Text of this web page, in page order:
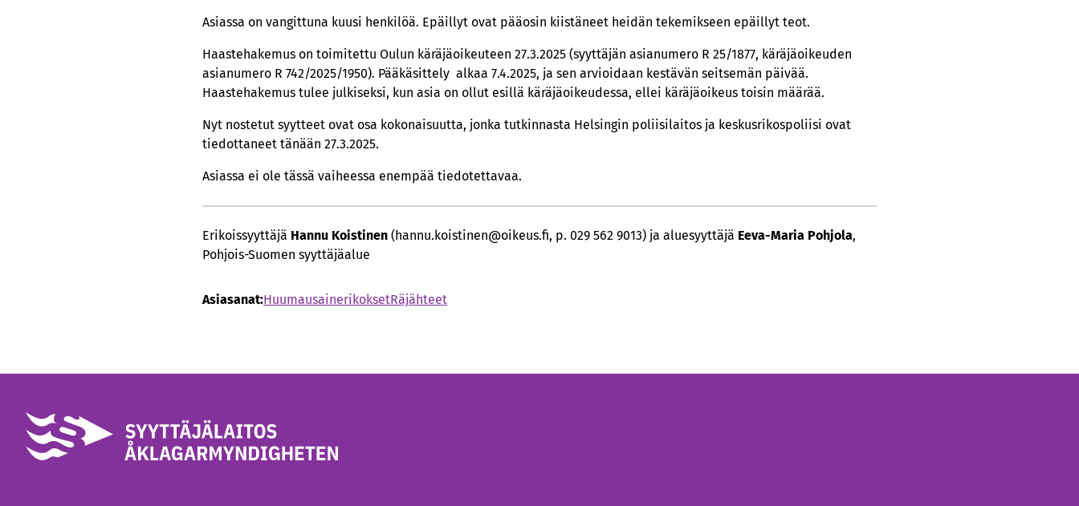
Asiassa on vangittuna kuusi henkilöä. Epäillyt ovat pääosin kiistäneet heidän tekemikseen epäillyt teot.
Haastehakemus on toimitettu Oulun käräjäoikeuteen 27.3.2025 (syyttäjän asianumero R 25/1877, käräjäoikeuden
asianumero R 742/2025/1950). Pääkäsittely alkaa 7.4.2025, ja sen arvioidaan kestävän seitsemän päivää.
Haastehakemus tulee julkiseksi, kun asia on ollut esillä käräjäoikeudessa, ellei käräjäoikeus toisin määrää.
Nyt nostetut syytteet ovat osa kokonaisuutta, jonka tutkinnasta Helsingin poliisilaitos ja keskusrikospoliisi ovat
tiedottaneet tänään 27.3.2025.
Asiassa ei ole tässä vaiheessa enempää tiedotettavaa.
Erikoissyyttäjä Hannu Koistinen (hannu.koistinen@oikeus.fi, p. 029 562 9013) ja aluesyyttäjä Eeva-Maria Pohjola,
Pohjois-Suomen syyttäjäalue
Asiasanat:HuumausainerikoksetRäjähteet